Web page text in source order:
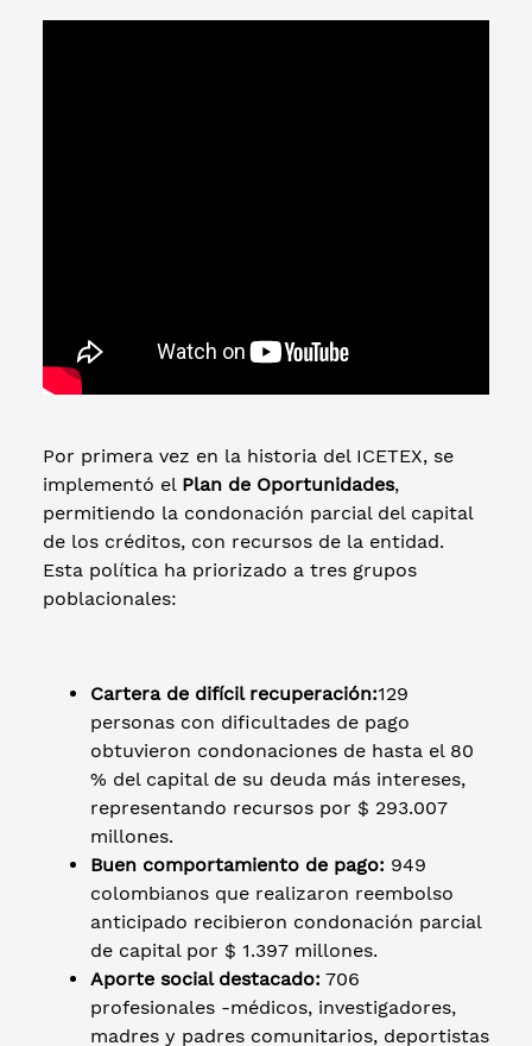
Por primera vez en la historia del ICETEX, se
implementó el Plan de Oportunidades,
permitiendo la condonación parcial del capital
de los créditos, con recursos de la entidad.
Esta política ha priorizado a tres grupos
poblacionales:
Cartera de difícil recuperación:129
personas con dificultades de pago
obtuvieron condonaciones de hasta el 80
% del capital de su deuda más intereses,
representando recursos por $ 293.007
millones.
Buen comportamiento de pago: 949
colombianos que realizaron reembolso
anticipado recibieron condonación parcial
de capital por $ 1.397 millones.
Aporte social destacado: 706
profesionales -médicos, investigadores,
madres y padres comunitarios, deportistas